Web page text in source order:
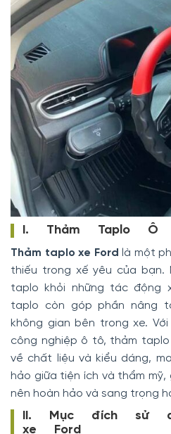
I. Thảm Taplo
Thảm taplo xe Ford
là một
thiếu trong xế yêu của bạn.
taplo khỏi những tác động
taplo còn góp phần nâng
không gian bên trong xe.
công nghiệp ô tô, thảm
về chất liệu và kiểu dáng,
hảo giữa tiện ích và thẩm
nên hoàn hảo và sang trọng
II. Mục đích sử
xe Ford